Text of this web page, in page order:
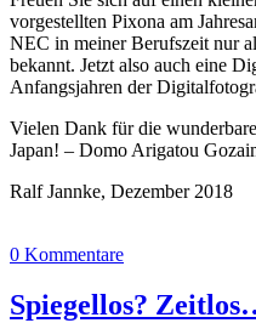
vorgestellten Pixona am
NEC in meiner Berufszeit nur
bekannt. Jetzt also auch eine
Anfangsjahren der
Vielen Dank für die
Japan! – Domo Arigatou
Ralf Jannke, Dezember 2018
0 Kommentare
Spiegellos?